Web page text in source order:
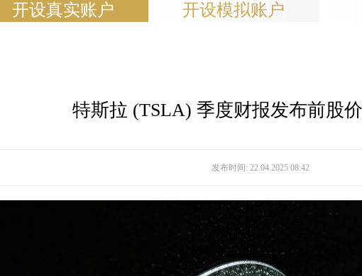
开设真实账户 开设模拟账户
特斯拉 (TSLA) 季度财报发布前股
发布时间: 22.04.2025 08:42